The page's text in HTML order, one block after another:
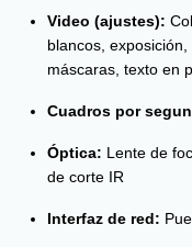
Video (ajustes):
blancos,
máscaras, texto en
Cuadros por
Óptica: Lente de
de corte IR
Interfaz de red: